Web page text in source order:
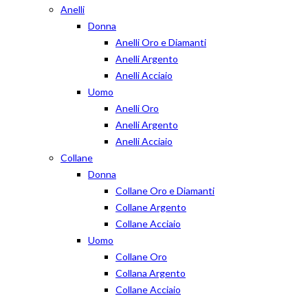
Anelli
Donna
Anelli Oro e Diamanti
Anelli Argento
Anelli Acciaio
Uomo
Anelli Oro
Anelli Argento
Anelli Acciaio
Collane
Donna
Collane Oro e Diamanti
Collane Argento
Collane Acciaio
Uomo
Collane Oro
Collana Argento
Collane Acciaio